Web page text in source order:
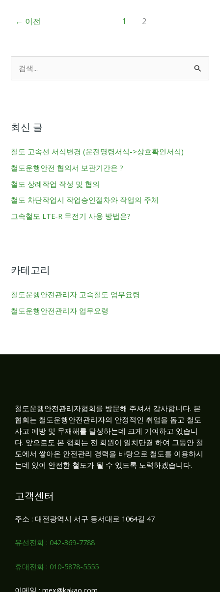
← 이전 1 2
최신 글
철도 고속선 서식변경 (운전명령서식->상호확인서식)
철도운행안전 협의서 보관기간은 ?
철도 상례작업 작성 및 협의
철도 차단작업시 작업승인절차와 작업의 주체
고속철도 LTE-R 무전기 사용 방법은?
카테고리
철도운행안전관리자 고속철도 업무요령
철도운행안전관리자 업무요령
철도운행안전관리자협회를 방문해 주셔서 감사합니다. 본
협회는 철도운행안전관리자의 안정적인 취업을 돕고 철도
사고 예방 및 무재해를 달성하는데 크게 기여하고 있습니
다. 앞으로도 본 협회는 전 회원이 일치단결 하여 그동안 철
도에서 쌓아온 안전관리 경력을 바탕으로 철도를 이용하시
는데 있어 안전한 철도가 될 수 있도록 노력하겠습니다.
고객센터
주소 : 대전광역시 서구 동서대로 1064길 47
유선전화 : 042-369-7788
휴대전화 : 010-5878-5555